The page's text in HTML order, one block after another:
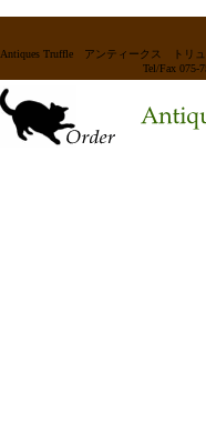
Antiques Truffle アンティークス ト
Tel/Fax